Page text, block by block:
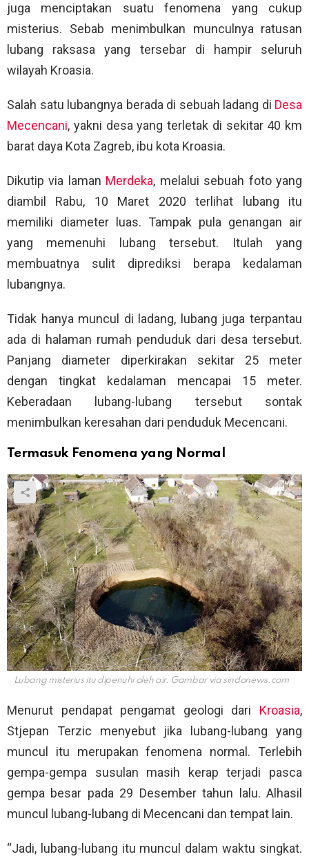
juga menciptakan suatu fenomena yang cukup
misterius. Sebab menimbulkan munculnya ratusan
lubang raksasa yang tersebar di hampir seluruh
wilayah Kroasia.
Salah satu lubangnya berada di sebuah ladang di Desa
Mecencani, yakni desa yang terletak di sekitar 40 km
barat daya Kota Zagreb, ibu kota Kroasia.
Dikutip via laman Merdeka, melalui sebuah foto yang
diambil Rabu, 10 Maret 2020 terlihat lubang itu
memiliki diameter luas. Tampak pula genangan air
yang memenuhi lubang tersebut. Itulah yang
membuatnya sulit diprediksi berapa kedalaman
lubangnya.
Tidak hanya muncul di ladang, lubang juga terpantau
ada di halaman rumah penduduk dari desa tersebut.
Panjang diameter diperkirakan sekitar 25 meter
dengan tingkat kedalaman mencapai 15 meter.
Keberadaan lubang-lubang tersebut sontak
menimbulkan keresahan dari penduduk Mecencani.
Termasuk Fenomena yang Normal
Lubang misterius itu dipenuhi oleh air. Gambar viasindonews.com
Menurut pendapat pengamat geologi dari Kroasia,
Stjepan Terzic menyebut jika lubang-lubang yang
muncul itu merupakan fenomena normal. Terlebih
gempa-gempa susulan masih kerap terjadi pasca
gempa besar pada 29 Desember tahun lalu. Alhasil
muncul lubang-lubang di Mecencani dan tempat lain.
“Jadi, lubang-lubang itu muncul dalam waktu singkat.